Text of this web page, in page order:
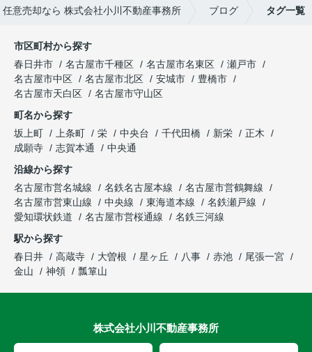
意売却なら 株式会社小川不動産事務所 ブログ タグ一覧
市区町村から探す
春日井市
名古屋市千種区 名古屋市名東区
瀬戸市
名古屋市中区
名古屋市北区 安城市
豊橋市
名古屋市天白区
名古屋市守山区
町名から探す
坂上町
上条町 栄 中央台 千代田橋 新栄
正木
成願寺
志賀本通
中央通
沿線から探す
名古屋市営名城線
名鉄名古屋本線
名古屋市営鶴舞線
名古屋市営東山線
中央線 東海道本線
名鉄瀬戸線
愛知環状鉄道
名古屋市営桜通線
名鉄三河線
駅から探す
春日井
高蔵寺 大曽根 星ヶ丘 八事 赤池
尾張一宮
金山
神領 瓢箪山
株式会社小川不動産事務所